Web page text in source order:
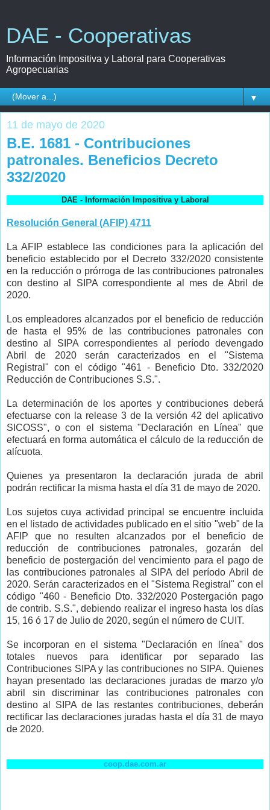
DAE - Cooperativas
Información Impositiva y Laboral para Cooperativas
Agropecuarias
▼
11 de mayo de 2020
B.E. 1681 - Contribuciones
patronales. Beneficios Decreto
332/2020
DAE - Información Impositiva y Laboral
Resolución General (AFIP) 4711
La AFIP establece las condiciones para la aplicación del
beneficio establecido por el Decreto 332/2020 consistente
en la reducción o prórroga de las contribuciones patronales
con destino al SIPA correspondiente al mes de Abril de
2020.
Los empleadores alcanzados por el beneficio de reducción
de hasta el 95% de las contribuciones patronales con
destino al SIPA correspondientes al período devengado
Abril de 2020 serán caracterizados en el "Sistema
Registral" con el código "461 - Beneficio Dto. 332/2020
Reducción de Contribuciones S.S.".
La determinación de los aportes y contribuciones deberá
efectuarse con la release 3 de la versión 42 del aplicativo
SICOSS", o con el sistema "Declaración en Línea" que
efectuará en forma automática el cálculo de la reducción de
alícuota.
Quienes ya presentaron la declaración jurada de abril
podrán rectificar la misma hasta el día 31 de mayo de 2020.
Los sujetos cuya actividad principal se encuentre incluida
en el listado de actividades publicado en el sitio "web" de la
AFIP que no resulten alcanzados por el beneficio de
reducción de contribuciones patronales, gozarán del
beneficio de postergación del vencimiento para el pago de
las contribuciones patronales al SIPA del período Abril de
2020. Serán caracterizados en el "Sistema Registral" con el
código "460 - Beneficio Dto. 332/2020 Postergación pago
de contrib. S.S.", debiendo realizar el ingreso hasta los días
15, 16 ó 17 de Julio de 2020, según el número de CUIT.
Se incorporan en el sistema "Declaración en línea" dos
totales nuevos para identificar por separado las
Contribuciones SIPA y las contribuciones no SIPA. Quienes
hayan presentado las declaraciones juradas de marzo y/o
abril sin discriminar las contribuciones patronales con
destino al SIPA de las restantes contribuciones, deberán
rectificar las declaraciones juradas hasta el día 31 de mayo
de 2020.
coop.dae.com.ar